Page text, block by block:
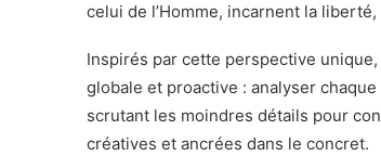
celui de l’Homme, incarnent la
Inspirés par cette perspective
globale et proactive : analyser
scrutant les moindres détails pour
créatives et ancrées dans le concret.